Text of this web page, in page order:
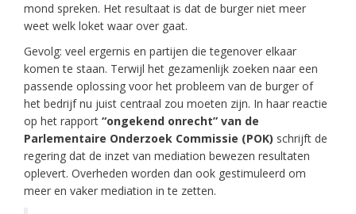
mond spreken. Het resultaat is dat de burger niet meer
weet welk loket waar over gaat.
Gevolg: veel ergernis en partijen die tegenover elkaar
komen te staan. Terwijl het gezamenlijk zoeken naar een
passende oplossing voor het probleem van de burger of
het bedrijf nu juist centraal zou moeten zijn. In haar reactie
op het rapport “ongekend onrecht” van de
Parlementaire Onderzoek Commissie (POK) schrijft de
regering dat de inzet van mediation bewezen resultaten
oplevert. Overheden worden dan ook gestimuleerd om
meer en vaker mediation in te zetten.